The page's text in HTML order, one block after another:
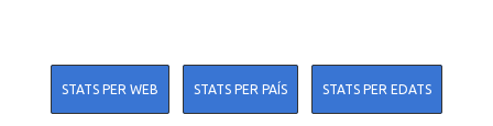
STATS PER WEB STATS PER PAÍS STATS PER EDATS